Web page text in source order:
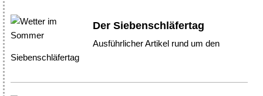
Der Siebenschläfertag
Ausführlicher Artikel rund um den
Siebenschläfertag